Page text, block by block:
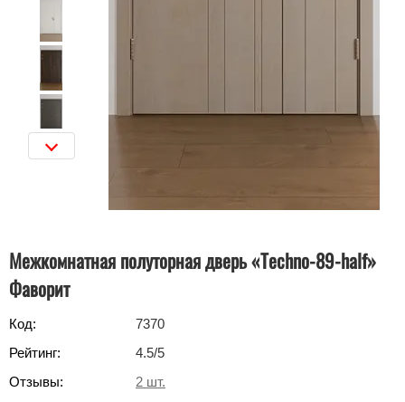
Межкомнатная полуторная дверь «Techno-89-half»‎
Фаворит
Код:
7370
Рейтинг:
4.5/5
Отзывы:
2 шт.